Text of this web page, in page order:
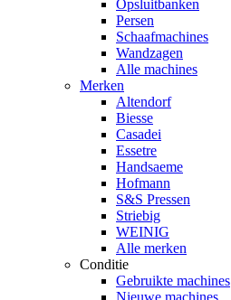
Opsluitbanken
Persen
Schaafmachines
Wandzagen
Alle machines
Merken
Altendorf
Biesse
Casadei
Essetre
Handsaeme
Hofmann
S&S Pressen
Striebig
WEINIG
Alle merken
Conditie
Gebruikte machines
Nieuwe machines